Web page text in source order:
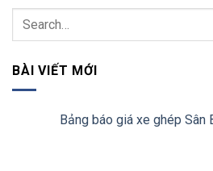
BÀI VIẾT MỚI
Bảng báo giá xe ghép Sân